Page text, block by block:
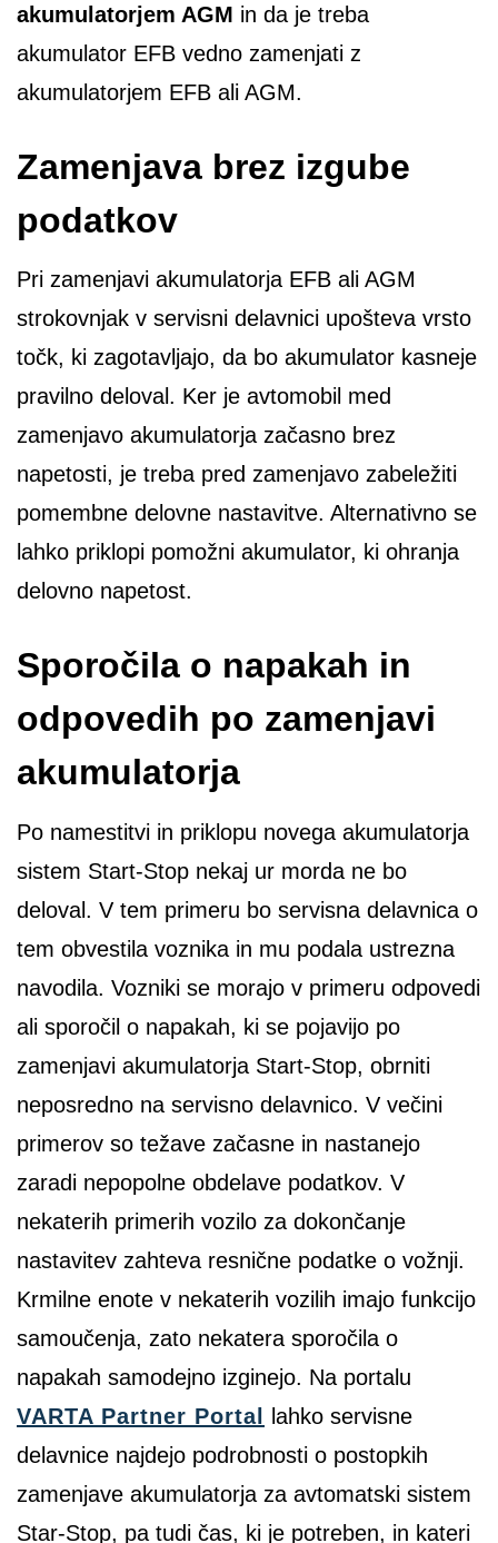
akumulatorjem AGM in da je treba
akumulator EFB vedno zamenjati z
akumulatorjem EFB ali AGM.
Zamenjava brez izgube
podatkov
Pri zamenjavi akumulatorja EFB ali AGM
strokovnjak v servisni delavnici upošteva vrsto
točk, ki zagotavljajo, da bo akumulator kasneje
pravilno deloval. Ker je avtomobil med
zamenjavo akumulatorja začasno brez
napetosti, je treba pred zamenjavo zabeležiti
pomembne delovne nastavitve. Alternativno se
lahko priklopi pomožni akumulator, ki ohranja
delovno napetost.
Sporočila o napakah in
odpovedih po zamenjavi
akumulatorja
Po namestitvi in priklopu novega akumulatorja
sistem Start-Stop nekaj ur morda ne bo
deloval. V tem primeru bo servisna delavnica o
tem obvestila voznika in mu podala ustrezna
navodila. Vozniki se morajo v primeru odpovedi
ali sporočil o napakah, ki se pojavijo po
zamenjavi akumulatorja Start-Stop, obrniti
neposredno na servisno delavnico. V večini
primerov so težave začasne in nastanejo
zaradi nepopolne obdelave podatkov. V
nekaterih primerih vozilo za dokončanje
nastavitev zahteva resnične podatke o vožnji.
Krmilne enote v nekaterih vozilih imajo funkcijo
samoučenja, zato nekatera sporočila o
napakah samodejno izginejo. Na portalu
VARTA Partner Portal
lahko servisne
delavnice najdejo podrobnosti o postopkih
zamenjave akumulatorja za avtomatski sistem
Star-Stop, pa tudi čas, ki je potreben, in kateri